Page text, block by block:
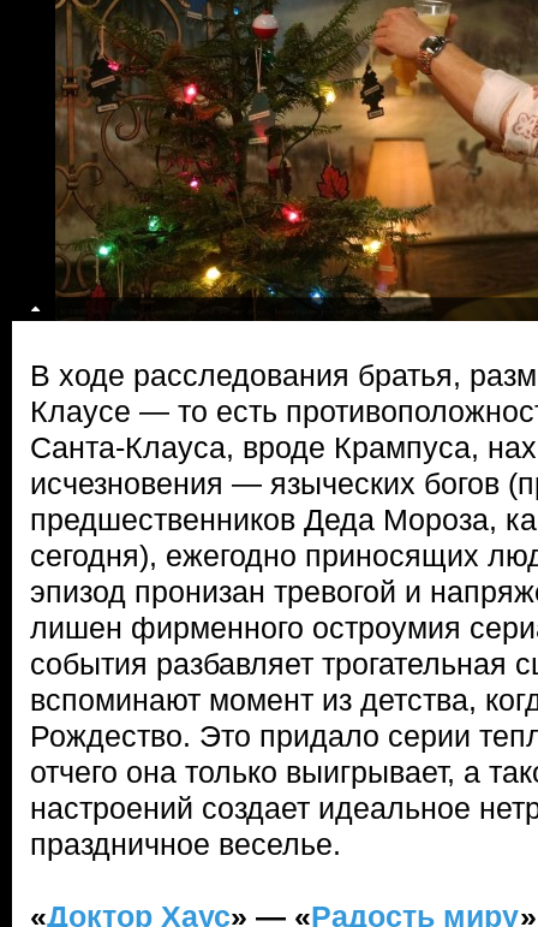
В ходе расследования братья,
Клаусе — то есть
Санта-Клауса, вроде Крампуса,
исчезновения — языческих богов
предшественников Деда Мороза,
сегодня), ежегодно приносящих
эпизод пронизан тревогой и
лишен фирменного остроумия
события разбавляет трогательная
вспоминают момент из детства,
Рождество. Это придало серии
отчего она только выигрывает, а
настроений создает идеальное
праздничное веселье.
«Доктор Хаус» — «Радость миру»